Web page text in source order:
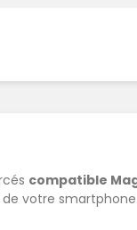
compatible
votre